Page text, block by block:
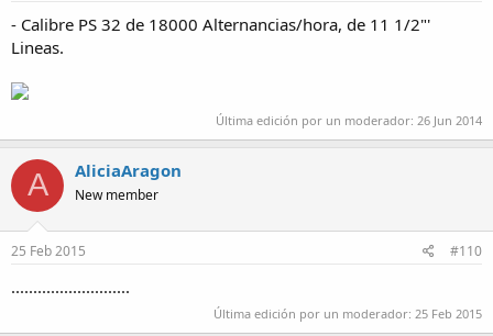
- Calibre PS 32 de 18000 Alternancias/hora, de 11 1/2"'
Lineas.
Última edición por un moderador: 26 Jun 2014
A AliciaAragon
New member
25 Feb 2015 #110
...........................
Última edición por un moderador: 25 Feb 2015